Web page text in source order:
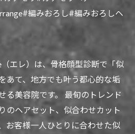
編みおろし#編みおろしヘ
エレ）は、骨格顔型診断で「似
あて、地方でも叶う都心的な垢
る美容院です。 最旬のトレンド
のヘアセット、似合わせカット
お客様一人ひとりに合わせた似